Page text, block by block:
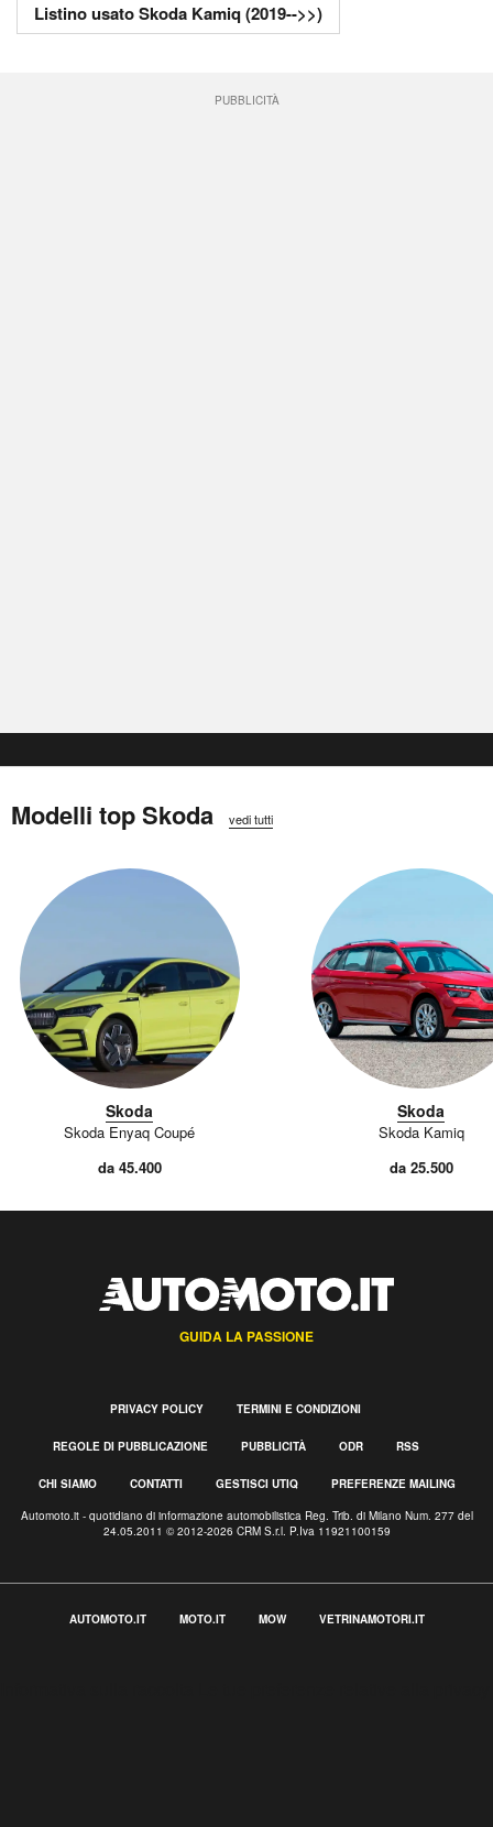
Listino usato Skoda Kamiq (2019-->>)
PUBBLICITÀ
Modelli top Skoda vedi tutti
Skoda
Skoda Enyaq Coupé
da 45.400
Skoda
Skoda Kamiq
da 25.500
GUIDA LA PASSIONE
PRIVACY POLICY TERMINI E CONDIZIONI
REGOLE DI PUBBLICAZIONE PUBBLICITÀ ODR RSS
CHI SIAMO CONTATTI GESTISCI UTIQ PREFERENZE MAILING
Automoto.it - quotidiano di informazione automobilistica Reg. Trib. di Milano Num. 277 del
24.05.2011 © 2012-2026 CRM S.r.l. P.Iva 11921100159
AUTOMOTO.IT MOTO.IT MOW VETRINAMOTORI.IT